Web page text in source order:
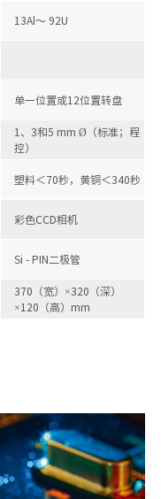
13Al～ 92U​
单一位置或12位置转盘
1、3和5 mm Ø（标准；程
控）
塑料＜70秒，黄铜＜340秒
彩色CCD相机
Si - PIN二极管
370（宽）×320（深）
×120（高）mm